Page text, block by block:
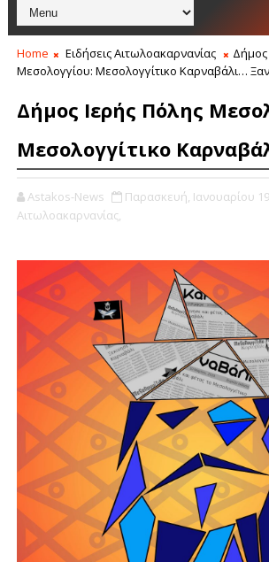
Home Ειδήσεις Αιτωλοακαρνανίας
Δήμος
Μεσολογγίου: Μεσολογγίτικο Καρναβάλι…
Δήμος Ιερής Πόλης
Μεσολογγίτικο
Astakos-News Παρασκευή, Ιανουαρίου
Αιτωλοακαρνανίας,